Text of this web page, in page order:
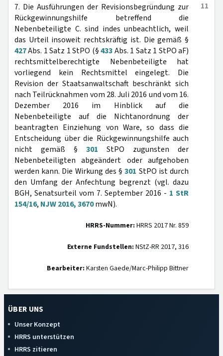
11
7. Die Ausführungen der Revisionsbegründung zur
Rückgewinnungshilfe betreffend die
Nebenbeteiligte C. sind indes unbeachtlich, weil
das Urteil insoweit rechtskräftig ist. Die gemäß §
427Abs. 1 Satz 1 StPO (§433Abs. 1 Satz 1 StPO aF)
rechtsmittelberechtigte Nebenbeteiligte hat
vorliegend kein Rechtsmittel eingelegt. Die
Revision der Staatsanwaltschaft beschränkt sich
nach Teilrücknahmen vom 28. Juli 2016 und vom 16.
Dezember 2016 im Hinblick auf die
Nebenbeteiligte auf die Nichtanordnung der
beantragten Einziehung von Ware, so dass die
Entscheidung über die Rückgewinnungshilfe auch
nicht gemäß § 301 StPO zugunsten der
Nebenbeteiligten abgeändert oder aufgehoben
werden kann. Die Wirkung des §301 StPO ist durch
den Umfang der Anfechtung begrenzt (vgl. dazu
BGH, Senatsurteil vom 7. September 2016 - 1 StR
154/16, NJW 2016, 3670mwN).
HRRS-Nummer: HRRS 2017 Nr. 859
Externe Fundstellen: NStZ-RR 2017, 316
Bearbeiter: Karsten Gaede/Marc-Philipp Bittner
ÜBER UNS
Unser Konzept
HRRS unterstützen
HRRS zitieren